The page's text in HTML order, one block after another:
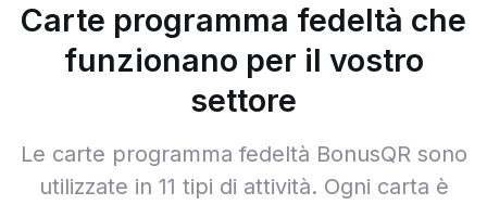
Carte programma fedeltà che
funzionano per il vostro
settore
Le carte programma fedeltà BonusQR sono
utilizzate in 11 tipi di attività. Ogni carta è